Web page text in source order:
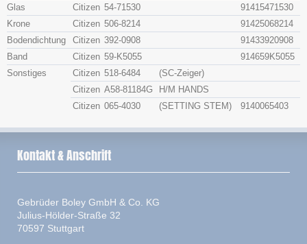
Glas Citizen 54-71530
91415471530
Krone
Citizen 506-8214
91425068214
Bodendichtung
Citizen 392-0908
91433920908
Band
Citizen 59-K5055
914659K5055
Sonstiges
Citizen 518-6484
(SC-Zeiger)
Citizen A58-81184G
H/M HANDS
Citizen 065-4030 (SETTING STEM) 9140065403
Kontakt & Anschrift
Gebrüder Boley GmbH & Co. KG
Julius-Hölder-Straße 32
70597 Stuttgart